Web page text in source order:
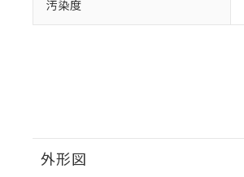
汚染度
外形図